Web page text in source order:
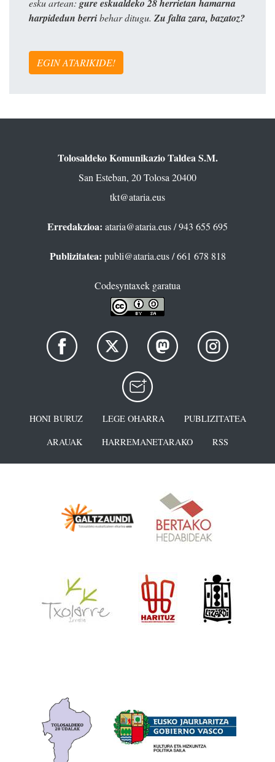
esku artean: gure eskualdeko 28 herrietan hamarna
harpidedun berribehar ditugu. Zu falta zara, bazatoz?
EGIN ATARIKIDE!
Tolosaldeko Komunikazio Taldea S.M.
San Esteban, 20 Tolosa 20400
tkt@ataria.eus
Erredakzioa: ataria@ataria.eus/ 943 655 695
Publizitatea: publi@ataria.eus/ 661 678 818
Codesyntaxek garatua
HONI BURUZ LEGE OHARRA
PUBLIZITATEA
ARAUAK
HARREMANETARAKO RSS